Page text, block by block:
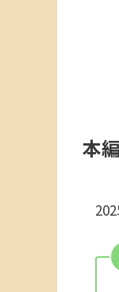
本